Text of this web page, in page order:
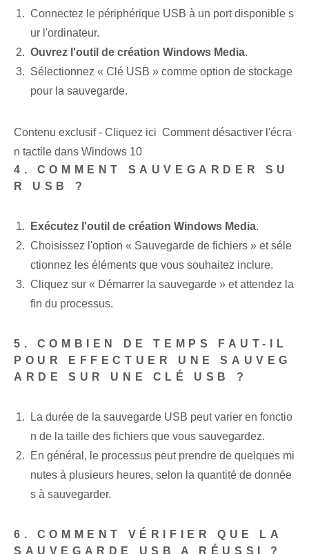
Connectez le périphérique USB à un port disponible s
ur l'ordinateur.
Ouvrez l'outil de création Windows Media.
Sélectionnez « Clé USB » comme option de stockage
pour la sauvegarde.
Contenu exclusif - Cliquez ici Comment désactiver l'écra
n tactile dans Windows 10
4. COMMENT SAUVEGARDER SU
R USB ?
Exécutez l'outil de création Windows Media.
Choisissez l'option « Sauvegarde de fichiers » et séle
ctionnez les éléments que vous souhaitez inclure.
Cliquez sur « Démarrer la sauvegarde » et attendez la
fin du processus.
5. COMBIEN DE TEMPS FAUT-IL
POUR EFFECTUER UNE SAUVEG
ARDE SUR UNE CLÉ USB ?
La durée de la sauvegarde USB peut varier en fonctio
n de la taille des fichiers que vous sauvegardez.
En général, le processus peut prendre de quelques mi
nutes à plusieurs heures, selon la quantité de donnée
s à sauvegarder.
6. COMMENT VÉRIFIER QUE LA
SAUVEGARDE USB A RÉUSSI ?